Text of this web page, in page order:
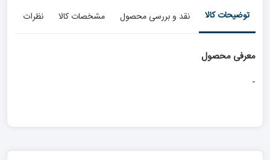
توضیحات کالا نقد و بررسی محصول مشخصات کالا نظرات
معرفی محصول
-